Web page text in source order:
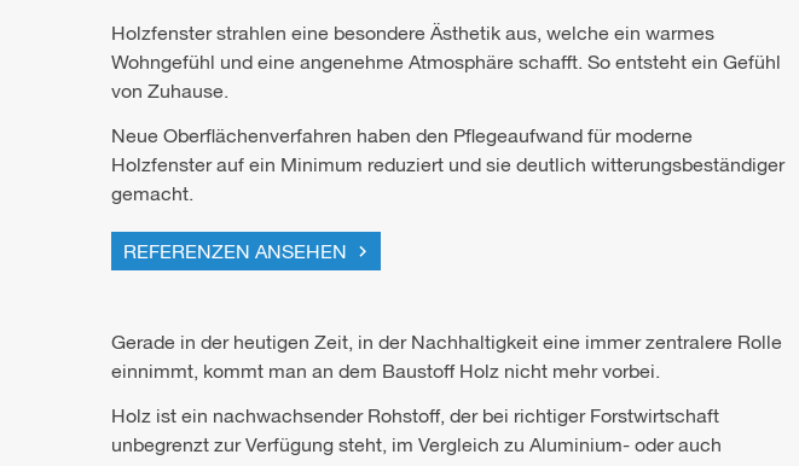
Holzfenster strahlen eine besondere Ästhetik aus, welche ein warmes
Wohngefühl und eine angenehme Atmosphäre schafft. So entsteht ein Gefühl
von Zuhause.
Neue Oberflächenverfahren haben den Pflegeaufwand für moderne
Holzfenster auf ein Minimum reduziert und sie deutlich witterungsbeständiger
gemacht.
REFERENZEN ANSEHEN
Gerade in der heutigen Zeit, in der Nachhaltigkeit eine immer zentralere Rolle
einnimmt, kommt man an dem Baustoff Holz nicht mehr vorbei.
Holz ist ein nachwachsender Rohstoff, der bei richtiger Forstwirtschaft
unbegrenzt zur Verfügung steht, im Vergleich zu Aluminium- oder auch